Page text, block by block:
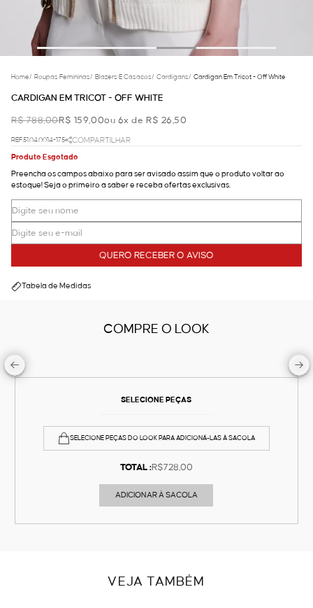
Home/ Roupas Femininas/ Blazers E Casacos/ Cardigans/ Cardigan Em Tricot - Off White
CARDIGAN EM TRICOT - OFF WHITE
R$ 788,00R$ 159,00ou 6x de R$ 26,50
REF.51.04.0014-175
COMPARTILHAR
Produto Esgotado
Preencha os campos abaixo para ser avisado assim que o produto voltar ao
estoque! Seja o primeiro a saber e receba ofertas exclusivas.
QUERO RECEBER O AVISO
Tabela de Medidas
COMPRE O LOOK
SELECIONE PEÇAS
SELECIONE PEÇAS DO LOOK PARA ADICIONÁ-LAS À SACOLA
TOTAL :R$728,00
ADICIONAR À SACOLA
VEJA TAMBÉM